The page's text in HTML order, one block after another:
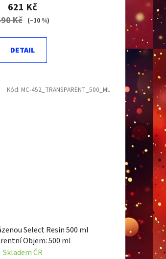
621 Kč
Kč (–10 %)
DETAIL
Select Resin 500 ml
Objem: 500 ml
Skladem ČR
Kód: MC-452_TRANSPARENT_500_ML